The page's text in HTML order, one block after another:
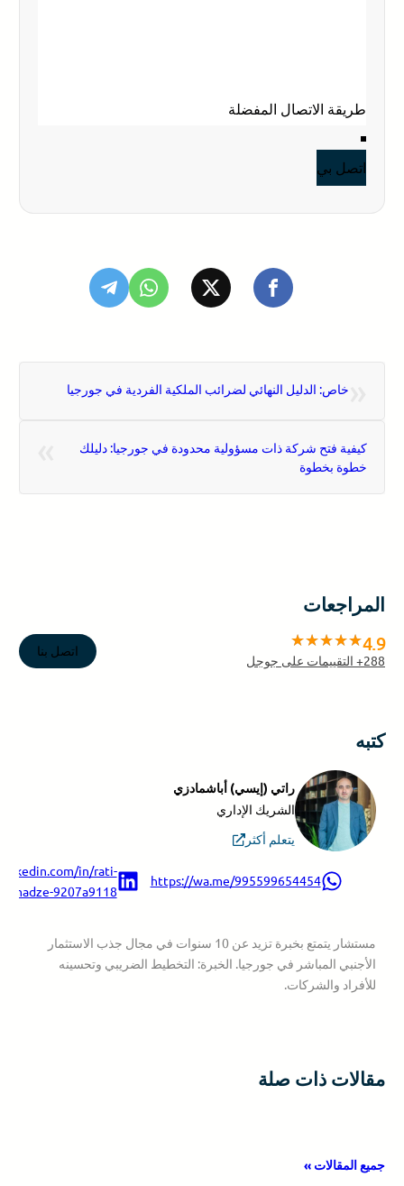
هاتفك
اتصل بي
خاص: الدليل النهائي لضرائب الملكية الفردية في جورجيا
كيفية فتح شركة ذات مسؤولية محدودة في جورجيا: دليلك
خطوة بخطوة
المراجعات
4.9
288+ التقييمات على جوجل
اتصل بنا
كتبه
راتي (إيسي) أباشمادزي
الشريك الإداري
يتعلم أكثر
https://wa.me/995599654454
in/rati-
9207a9118/
مستشار يتمتع بخبرة تزيد عن 10 سنوات في مجال جذب الاستثمار
الأجنبي المباشر في جورجيا. الخبرة: التخطيط الضريبي وتحسينه
للأفراد والشركات.
مقالات ذات صلة
جميع المقالات »